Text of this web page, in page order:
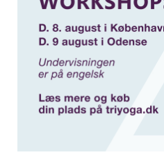
trine@fotel.dk
TriYoga.dk